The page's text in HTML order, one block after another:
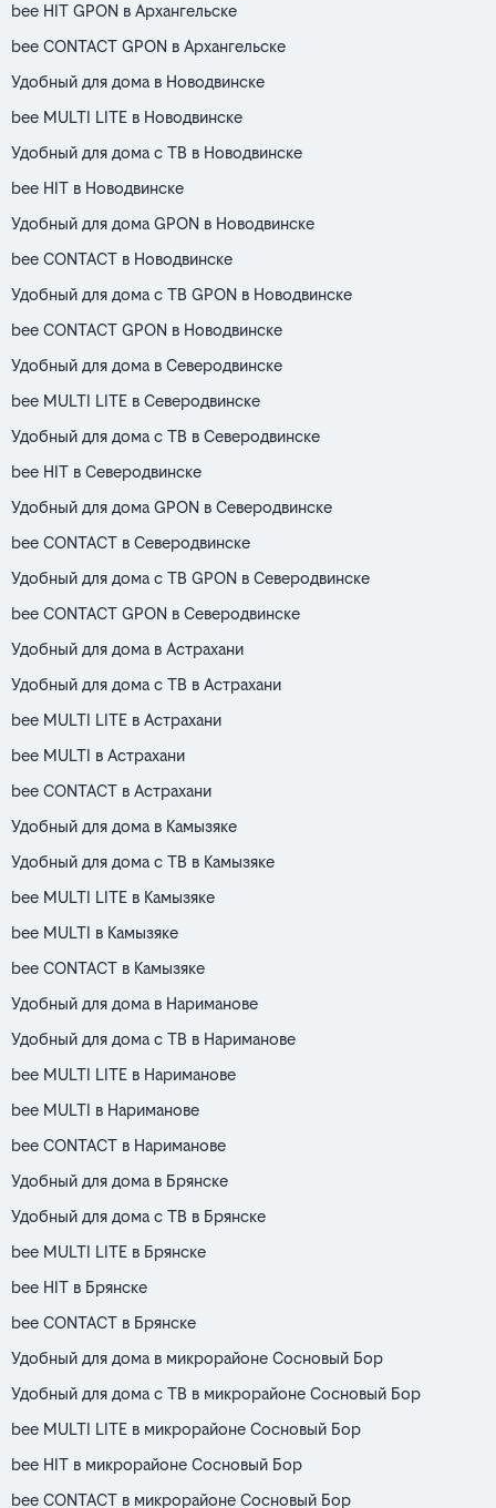
bee HIT GPON в Архангельске
bee CONTACT GPON в Архангельске
Удобный для дома в Новодвинске
bee MULTI LITE в Новодвинске
Удобный для дома с ТВ в Новодвинске
bee HIT в Новодвинске
Удобный для дома GPON в Новодвинске
bee CONTACT в Новодвинске
Удобный для дома с ТВ GPON в Новодвинске
bee CONTACT GPON в Новодвинске
Удобный для дома в Северодвинске
bee MULTI LITE в Северодвинске
Удобный для дома с ТВ в Северодвинске
bee HIT в Северодвинске
Удобный для дома GPON в Северодвинске
bee CONTACT в Северодвинске
Удобный для дома с ТВ GPON в Северодвинске
bee CONTACT GPON в Северодвинске
Удобный для дома в Астрахани
Удобный для дома с ТВ в Астрахани
bee MULTI LITE в Астрахани
bee MULTI в Астрахани
bee CONTACT в Астрахани
Удобный для дома в Камызяке
Удобный для дома с ТВ в Камызяке
bee MULTI LITE в Камызяке
bee MULTI в Камызяке
bee CONTACT в Камызяке
Удобный для дома в Нариманове
Удобный для дома с ТВ в Нариманове
bee MULTI LITE в Нариманове
bee MULTI в Нариманове
bee CONTACT в Нариманове
Удобный для дома в Брянске
Удобный для дома с ТВ в Брянске
bee MULTI LITE в Брянске
bee HIT в Брянске
bee CONTACT в Брянске
Удобный для дома в микрорайоне Сосновый Бор
Удобный для дома с ТВ в микрорайоне Сосновый Бор
bee MULTI LITE в микрорайоне Сосновый Бор
bee HIT в микрорайоне Сосновый Бор
bee CONTACT в микрорайоне Сосновый Бор